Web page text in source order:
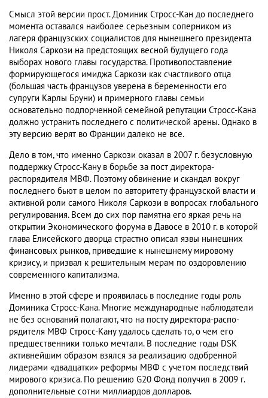
Смысл этой версии прост. Доминик Стросс-Кан до последнего
момента оставался наиболее серьезным соперником из
лагеря французских социалистов для нынешнего президента
Николя Саркози на предстоящих весной будущего года
выборах нового главы государства. Противопоставление
формирующегося имиджа Саркози как счастливого отца
(большая часть французов уверена в беременности его
супруги Карлы Бруни) и примерного главы семьи
основательно подпорченной семейной репутации Стросс-Кана
должно устранить последнего с политической арены. Однако в
эту версию верят во Франции далеко не все.
Дело в том, что именно Саркози оказал в 2007 г. безусловную
поддержку Стросс-Кану в борьбе за пост директора-
распорядителя МВФ. Поэтому обвинение и скандал вокруг
последнего бьют в целом по авторитету французской власти и
активной роли самого Николя Саркози в вопросах глобального
регулирования. Всем до сих пор памятна его яркая речь на
открытии Экономического форума в Давосе в 2010 г. в которой
глава Елисейского дворца страстно описал язвы нынешних
финансовых рынков, приведшие к нынешнему мировому
кризису, и призвал к решительным мерам по оздоровлению
современного капитализма.
Именно в этой сфере и проявилась в последние годы роль
Доминика Стросс-Кана. Многие международные наблюдатели
не без оснований полагают, что на посту директора-распо-
рядителя МВФ Стросс-Кану удалось сделать то, о чем его
предшественники только мечтали. В последние годы DSK
активнейшим образом взялся за реализацию одобренной
лидерами «двадцатки» реформы МВФ с учетом последствий
мирового кризиса. По решению G20 Фонд получил в 2009 г.
дополнительные сотни миллиардов долларов.